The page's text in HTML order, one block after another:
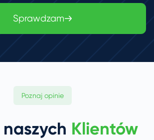
Sprawdzam
Poznaj opinie
Klientów